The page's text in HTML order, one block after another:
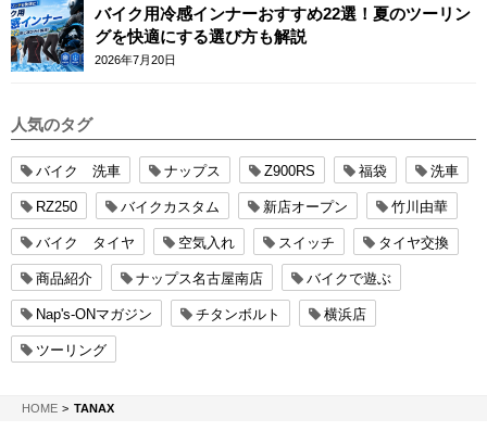
バイク用冷感インナーおすすめ22選！夏のツーリン
グを快適にする選び方も解説
2026年7月20日
人気のタグ
バイク 洗車 ナップス Z900RS 福袋 洗車
RZ250 バイクカスタム 新店オープン 竹川由華
バイク タイヤ 空気入れ スイッチ タイヤ交換
商品紹介 ナップス名古屋南店 バイクで遊ぶ
Nap's-ONマガジン チタンボルト 横浜店
ツーリング
HOMENAPS-ON マガジン
TANAX